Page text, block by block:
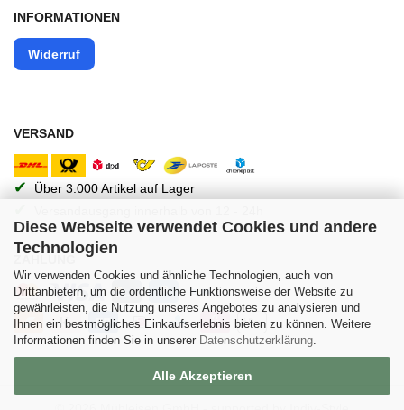
Diese Webseite verwendet Cookies und andere
Technologien
Wir verwenden Cookies und ähnliche Technologien, auch von
Drittanbietern, um die ordentliche Funktionsweise der Website zu
gewährleisten, die Nutzung unseres Angebotes zu analysieren und
Ihnen ein bestmögliches Einkaufserlebnis bieten zu können. Weitere
Informationen finden Sie in unserer Datenschutzerklärung.
Alle Akzeptieren
INFORMATIONEN
Widerruf
VERSAND
✔ Über 3.000 Artikel auf Lager